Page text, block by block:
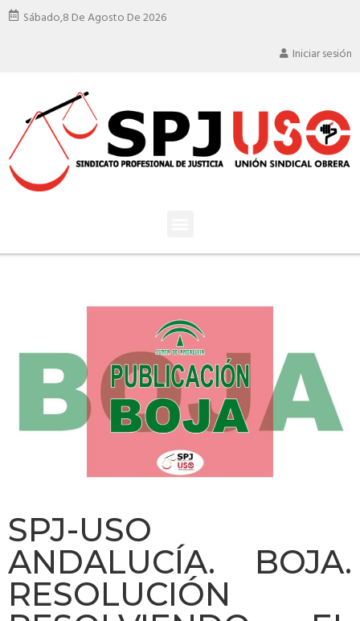
Sábado,8 De Agosto De 2026
Iniciar sesión
SPJ-USO
ANDALUCÍA. BOJA.
RESOLUCIÓN